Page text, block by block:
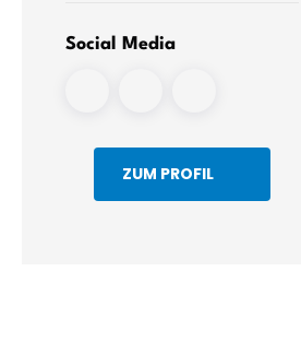
Social Media
ZUM PROFIL